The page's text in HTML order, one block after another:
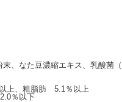
、なた豆濃縮エキス、乳酸菌
上、粗脂肪 5.1％以上
％以下